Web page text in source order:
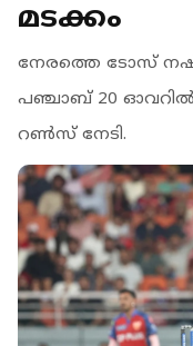
മടക്കം
നേരത്തെ ടോസ്
പഞ്ചാബ് 20 ഓവറിൽ
റൺസ് നേടി.